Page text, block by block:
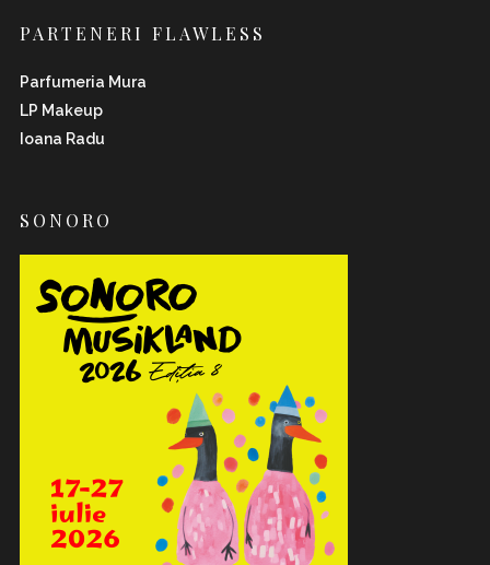
PARTENERI FLAWLESS
Parfumeria Mura
LP Makeup
Ioana Radu
SONORO